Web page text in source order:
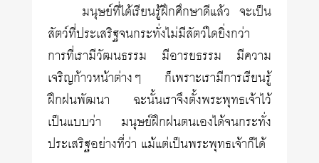
มนุษย์ที่ได้เรียนรู้ฝึกศึกษาดีแล้ว จะเป็น
สัตว์ที่ประเสริฐจนกระทั่งไม่มีสัตว์ใดยิ่งกว่า
การที่เรามีวัฒนธรรม มีอารยธรรม มีความ
เจริญก้าวหน้าต่างๆ ก็เพราะเรามีการเรียนรู้
ฝึกฝนพัฒนา ฉะนั้นเราจึงตั้งพระพุทธเจ้าไว้
เป็นแบบว่า มนุษย์ฝึกฝนตนเองได้จนกระทั่ง
ประเสริฐอย่างที่ว่า แม้แต่เป็นพระพุทธเจ้าก็ได้